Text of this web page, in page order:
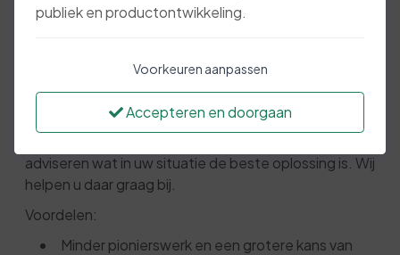
te vergroten.
De meeste ondernemers willen het liefst een eigen
bedrijf starten. Maar soms is het slim om een
adviseren wat in uw situatie de beste oplossing is. Wij
helpen u daar graag bij.
Voordelen:
Minder pionierswerk en een grotere kans van
publiek en productontwikkeling.
Voorkeuren aanpassen
Accepteren en doorgaan